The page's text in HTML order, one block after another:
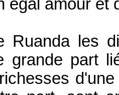
égal amour et
les
grande part